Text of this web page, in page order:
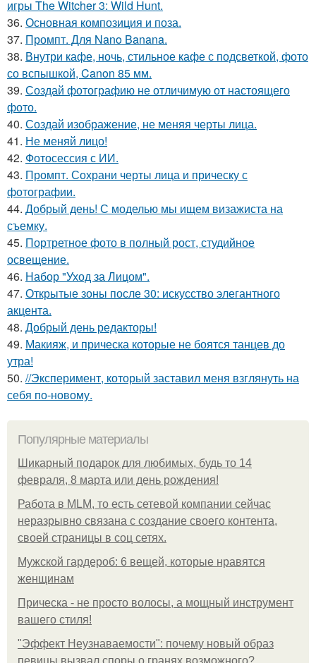
игры The Witcher 3: Wild Hunt.
36. Основная композиция и поза.
37. Промпт. Для Nano Banana.
38. Внутри кафе, ночь, стильное кафе с подсветкой, фото
со вспышкой, Canon 85 мм.
39. Создай фотографию не отличимую от настоящего
фото.
40. Создай изображение, не меняя черты лица.
41. Не меняй лицо!
42. Фотосессия с ИИ.
43. Промпт. Сохрани черты лица и прическу с
фотографии.
44. Добрый день! С моделью мы ищем визажиста на
съемку.
45. Портретное фото в полный рост, студийное
освещение.
46. Набор "Уход за Лицом".
47. Открытые зоны после 30: искусство элегантного
акцента.
48. Добрый день редакторы!
49. Макияж, и прическа которые не боятся танцев до
утра!
50. //Эксперимент, который заставил меня взглянуть на
себя по-новому.
Популярные материалы
Шикарный подарок для любимых, будь то 14
февраля, 8 марта или день рождения!
Работа в MLM, то есть сетевой компании сейчас
неразрывно связана с создание своего контента,
своей страницы в соц сетях.
Мужской гардероб: 6 вещей, которые нравятся
женщинам
Прическа - не просто волосы, а мощный инструмент
вашего стиля!
"Эффект Неузнаваемости": почему новый образ